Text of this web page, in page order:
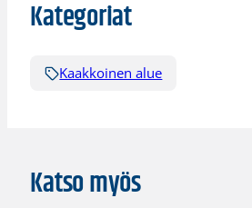
Kategoriat
Kaakkoinen alue
Katso myös